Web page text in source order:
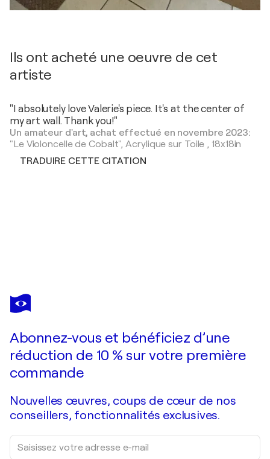
Ils ont acheté une oeuvre de cet
artiste
"I absolutely love Valerie's piece. It's at the center of
my art wall. Thank you!"
Un amateur d'art, achat effectué en novembre 2023:
"Le Violoncelle de Cobalt",Acrylique sur Toile ,18x18in
TRADUIRE CETTE CITATION
VALERIE VESCOVI
Bimini Street with a Pot Cake
Abonnez-vous et bénéficiez d’une
réduction de 10 % sur votre première
commande
Nouvelles œuvres, coups de cœur de nos
conseillers, fonctionnalités exclusives.